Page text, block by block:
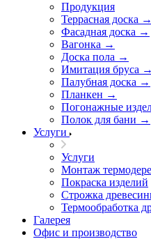
Продукция
Террасная доска →
Фасадная доска →
Вагонка →
Доска пола →
Имитация бруса →
Палубная доска →
Планкен →
Погонажные
Полок для бани →
Услуги
Услуги
Монтаж
Покраска изделий
Строжка
Термообработка
Галерея
Офис и производство